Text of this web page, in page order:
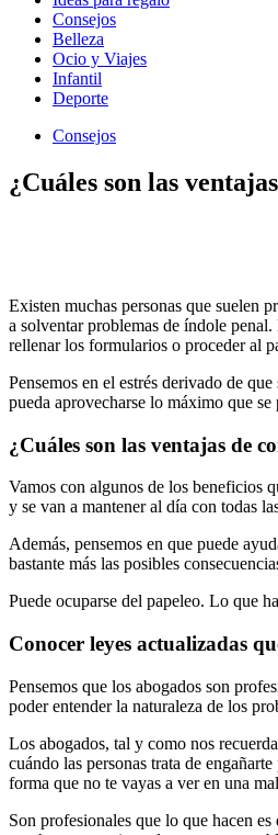
Consejos
Belleza
Ocio y Viajes
Infantil
Deporte
Consejos
¿Cuáles son las
Existen muchas personas que suelen
a solventar problemas de índole
rellenar los formularios o proceder al
Pensemos en el estrés derivado de
pueda aprovecharse lo máximo que
¿Cuáles son las ventajas de
Vamos con algunos de los beneficios
y se van a mantener al día con todas
Además, pensemos en que puede
bastante más las posibles
Puede ocuparse del papeleo. Lo que
Conocer leyes actualizadas
Pensemos que los abogados son
poder entender la naturaleza de los
Los abogados, tal y como nos
cuándo las personas trata de
forma que no te vayas a ver en una
Son profesionales que lo que hacen